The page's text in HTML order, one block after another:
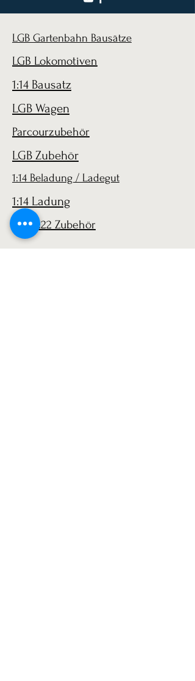
LGB Gartenbahn Bausätze
LGB Lokomotiven
1:14 Bausatz
LGB Wagen
Parcourzubehör
LGB Zubehör
1:14 Beladung / Ladegut
1:14 Ladung
LGB 1:22 Zubehör